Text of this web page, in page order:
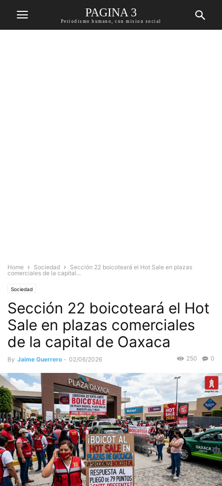
PAGINA 3
Periodismo humano, con mision social
Home Sociedad
Sección 22 boicoteará el Hot Sale en plazas
comerciales de la capital...
Sociedad
Sección 22 boicoteará el Hot
Sale en plazas comerciales
de la capital de Oaxaca
By Jaime Guerrero - 02/06/2026 0
250